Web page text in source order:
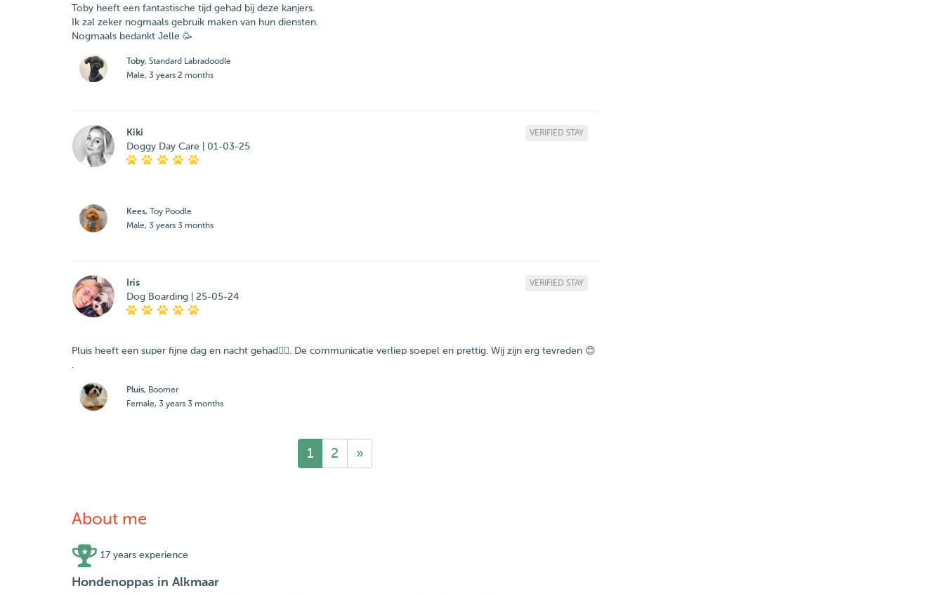
Toby heeft een fantastische tijd gehad bij deze kanjers.
Ik zal zeker nogmaals gebruik maken van hun diensten.
Nogmaals bedankt Jelle 🥳
Toby, Standard Labradoodle
Male, 3 years 2 months
Kiki
Doggy Day Care | 01-03-25
VERIFIED STAY
Kees, Toy Poodle
Male, 3 years 3 months
Iris
Dog Boarding | 25-05-24
VERIFIED STAY
Pluis heeft een super fijne dag en nacht gehad👌🏼. De communicatie verliep soepel en prettig. Wij zijn erg tevreden 😊
.
Pluis, Boomer
Female, 3 years 3 months
1 2 »
About me
17 years experience
Hondenoppas in Alkmaar